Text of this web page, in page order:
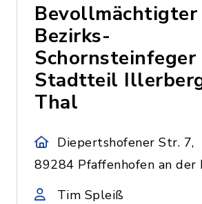
Bevollmächtigter
Bezirks-
Schornsteinfeger
Stadtteil
Thal
Diepertshofener Str. 7,
89284 Pfaffenhofen an der
Tim Spleiß